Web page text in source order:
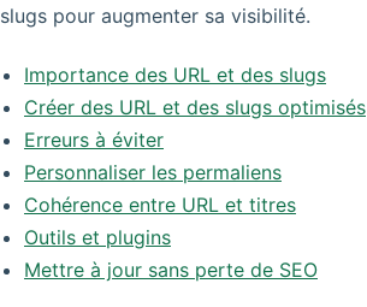
slugs pour augmenter sa visibilité.
Importance des URL et des slugs
Créer des URL et des slugs optimisés
Erreurs à éviter
Personnaliser les permaliens
Cohérence entre URL et titres
Outils et plugins
Mettre à jour sans perte de SEO